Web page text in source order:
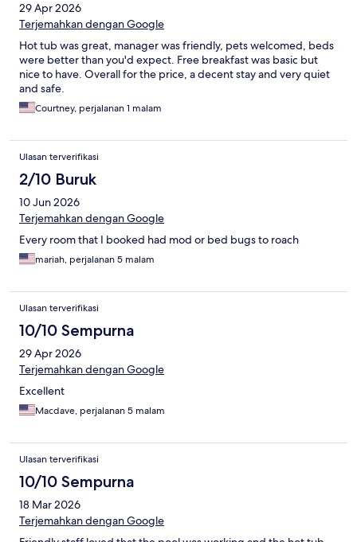
29 Apr 2026
Terjemahkan dengan Google
Hot tub was great, manager was friendly, pets welcomed, beds
were better than you'd expect. Free breakfast was basic but
nice to have. Overall for the price, a decent stay and very quiet
and safe.
Courtney, perjalanan 1 malam
Ulasan terverifikasi
2/10 Buruk
10 Jun 2026
Terjemahkan dengan Google
Every room that I booked had mod or bed bugs to roach
mariah, perjalanan 5 malam
Ulasan terverifikasi
10/10 Sempurna
29 Apr 2026
Terjemahkan dengan Google
Excellent
Macdave, perjalanan 5 malam
Ulasan terverifikasi
10/10 Sempurna
18 Mar 2026
Terjemahkan dengan Google